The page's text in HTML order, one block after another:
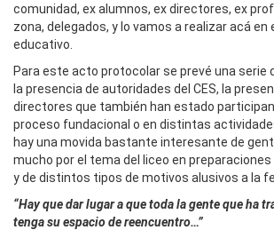
comunidad, ex alumnos, ex directores, ex
zona, delegados, y lo vamos a realizar acá
educativo.
Para este acto protocolar se prevé una serie
la presencia de autoridades del CES, la
directores que también han estado
proceso fundacional o en distintas
hay una movida bastante interesante de
mucho por el tema del liceo en preparaciones
y de distintos tipos de motivos alusivos a la
“Hay que dar lugar a que toda la gente que ha
tenga su espacio de reencuentro…”